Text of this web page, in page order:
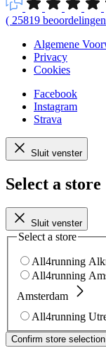
( 25819 beoordelingen
Algemene
Privacy
Cookies
Facebook
Instagram
Strava
Sluit venster
Select a store
Sluit venster
Select a store
All4running
All4running
Amsterdam
All4running
Confirm store selection